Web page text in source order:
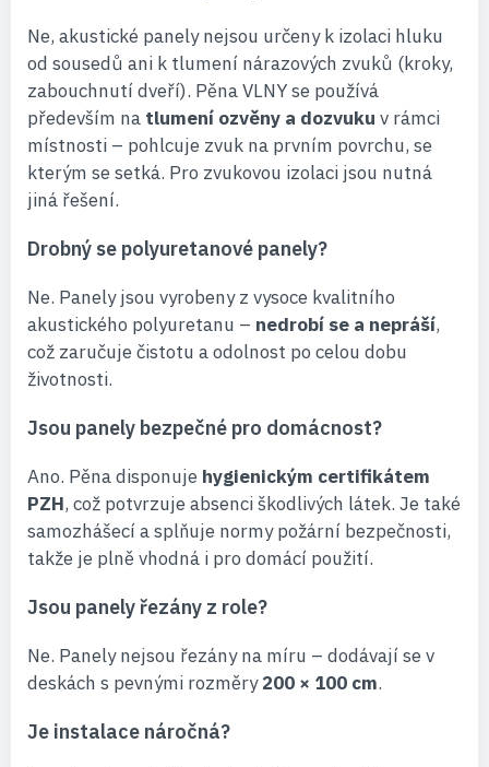
Ne, akustické panely nejsou určeny k izolaci hluku
od sousedů ani k tlumení nárazových zvuků (kroky,
zabouchnutí dveří). Pěna VLNY se používá
především na tlumení ozvěny a dozvuku v rámci
místnosti – pohlcuje zvuk na prvním povrchu, se
kterým se setká. Pro zvukovou izolaci jsou nutná
jiná řešení.
Drobný se polyuretanové panely?
Ne. Panely jsou vyrobeny z vysoce kvalitního
akustického polyuretanu – nedrobí se a nepráší,
což zaručuje čistotu a odolnost po celou dobu
životnosti.
Jsou panely bezpečné pro domácnost?
Ano. Pěna disponuje hygienickým certifikátem
PZH, což potvrzuje absenci škodlivých látek. Je také
samozhášecí a splňuje normy požární bezpečnosti,
takže je plně vhodná i pro domácí použití.
Jsou panely řezány z role?
Ne. Panely nejsou řezány na míru – dodávají se v
deskách s pevnými rozměry200 × 100 cm.
Je instalace náročná?